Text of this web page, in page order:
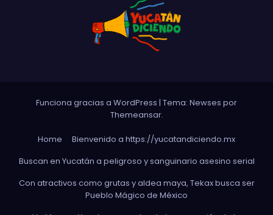
Funciona gracias a WordPress | Tema: Newses por
Themeansar.
Home
Bienvenido a https://yucatandiciendo.mx
Buscan en Yucatán a peligroso y sanguinario asesino serial
Con atractivos como grutas y aldea maya, Tekax busca ser
Pueblo Mágico de México